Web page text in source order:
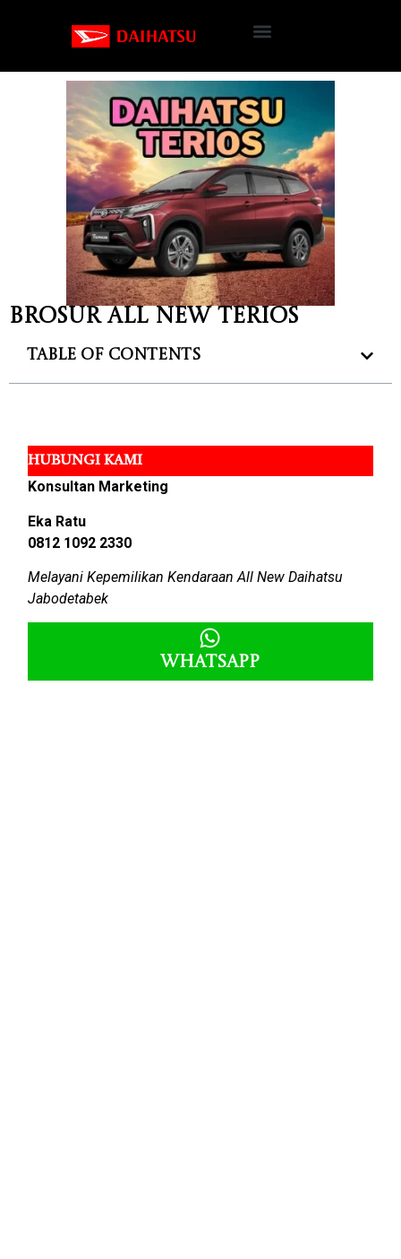
Brosur All New Terios
Table of Contents
HUBUNGI KAMI
Konsultan Marketing
Eka Ratu
0812 1092 2330
Melayani Kepemilikan Kendaraan All New Daihatsu
Jabodetabek
Whatsapp